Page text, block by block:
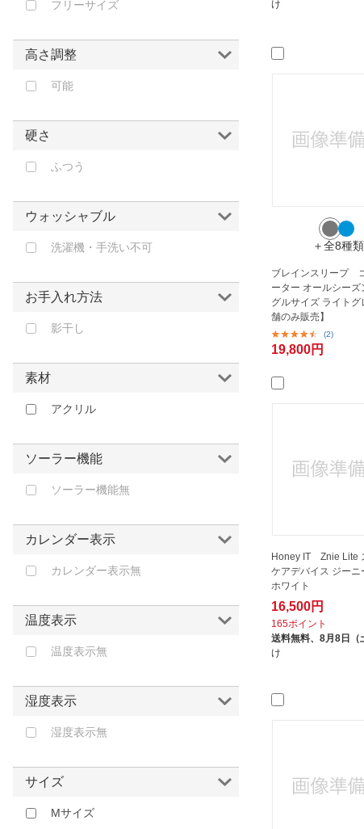
け
＋全8種類
ブレインスリープ
ーター オールシーズ
グルサイズ ライトグ
舗のみ販売】
(2)
19,800円
Honey IT Znie Lite
ケアデバイス ジーニ
ホワイト
16,500円
165ポイント
送料無料、 8月8日（
け
フリーサイズ
高さ調整
可能
硬さ
ふつう
ウォッシャブル
洗濯機・手洗い不可
お手入れ方法
影干し
素材
アクリル
ソーラー機能
ソーラー機能無
カレンダー表示
カレンダー表示無
温度表示
温度表示無
湿度表示
湿度表示無
サイズ
Mサイズ